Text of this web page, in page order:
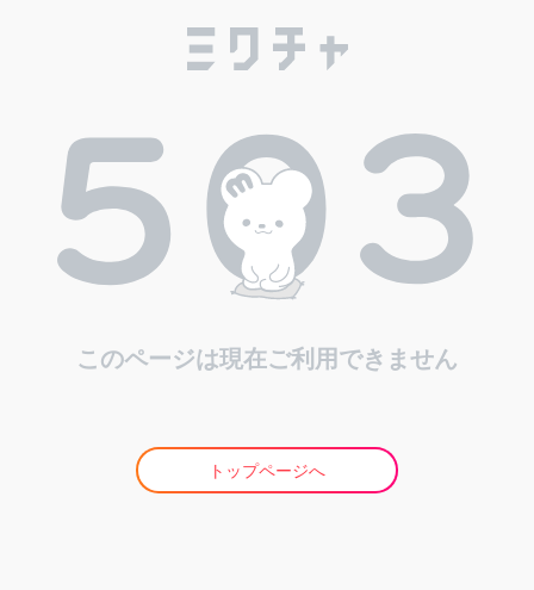
このページは現在ご利用できません